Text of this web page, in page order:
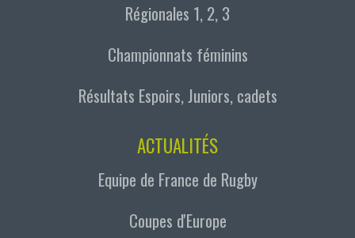
Régionales 1, 2, 3
Championnats féminins
Résultats Espoirs, Juniors, cadets
ACTUALITÉS
Equipe de France de Rugby
Coupes d'Europe